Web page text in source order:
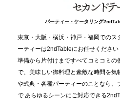
TBS「Nスタ」で、2ndTable
2025.11.21
プレスリリースのご案内｜忘
分”の時代へ。法人注文が前
オードブル」が提案する、新
パーティー・ケータリング
東京・大阪・横浜・神戸・福岡でのス
ーティーは2ndTableにお任せください
準備から片付けまですべてコミコミの
で、美味しい御料理と素敵な時間を気
や式典・各種パーティーのことなら、
で あらゆるシーンにご対応できる